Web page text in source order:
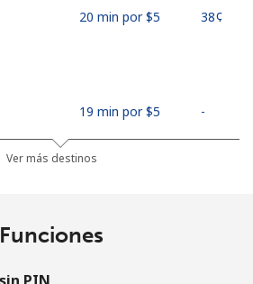
20 min por ⁦$5⁩ ⁦38¢⁩
19 min por ⁦$5⁩ -
10 min por ⁦$5⁩
Ver más destinos
Funciones